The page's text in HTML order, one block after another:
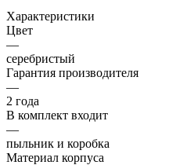
Характеристики
Цвет
—
серебристый
Гарантия производителя
—
2 года
В комплект входит
—
пыльник и коробка
Материал корпуса